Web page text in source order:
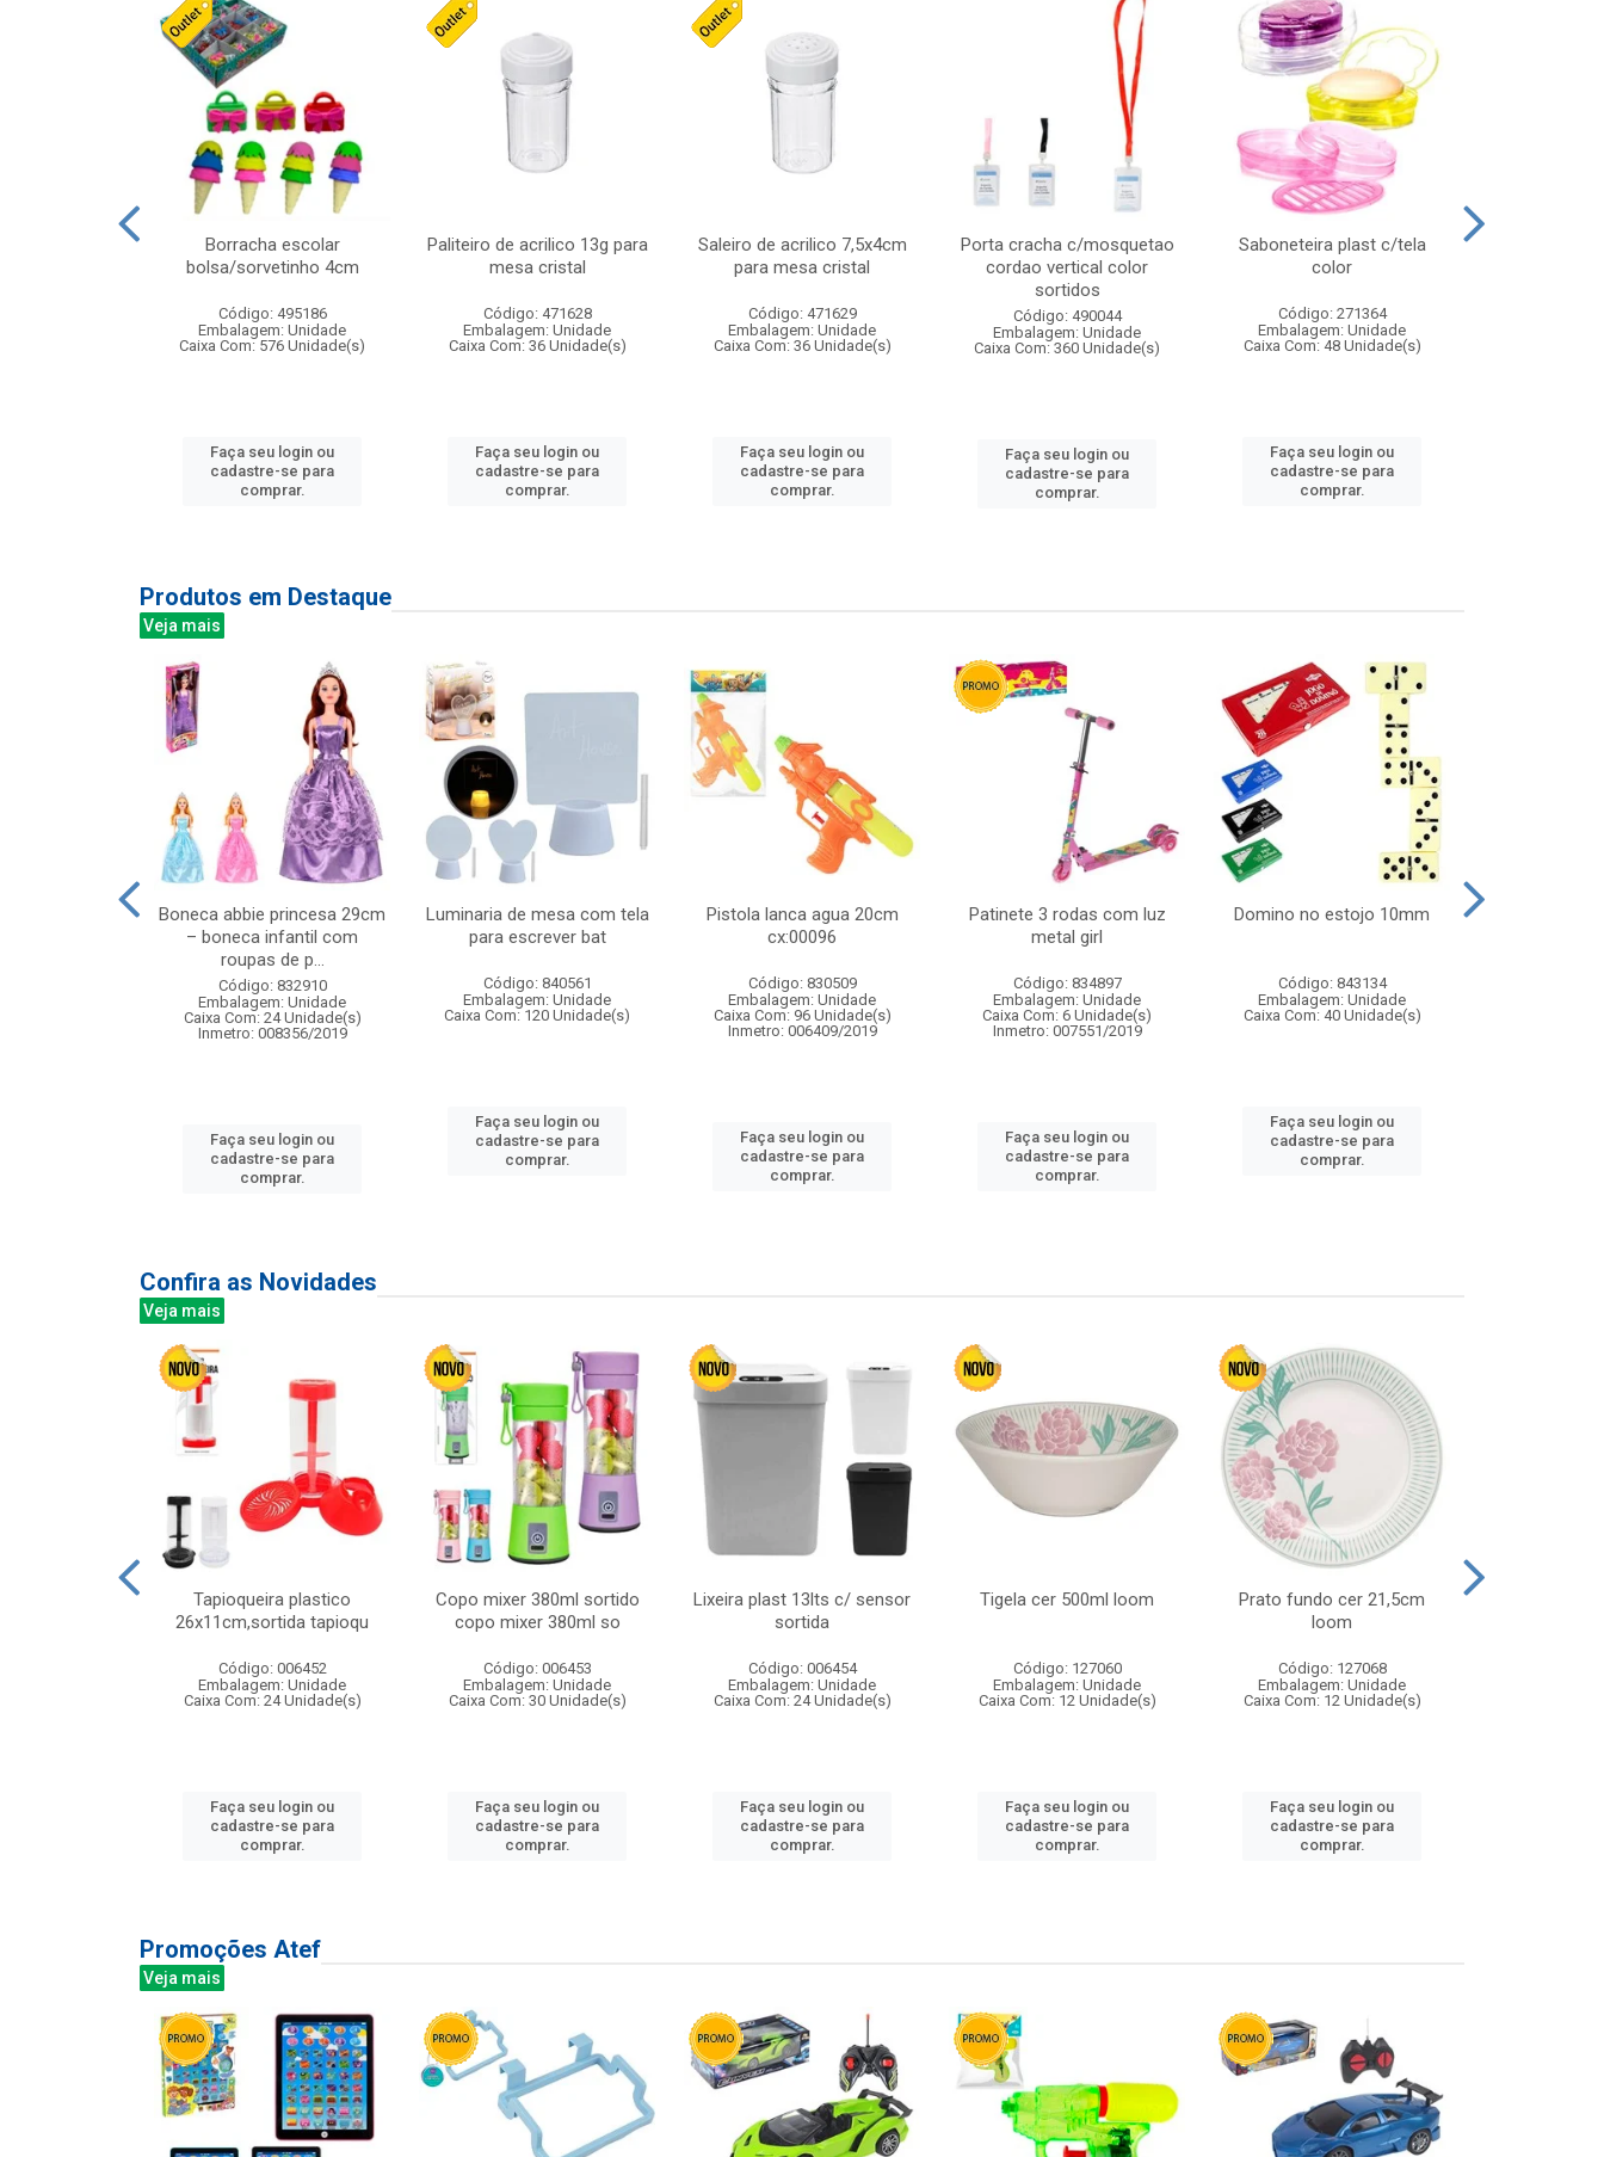
Borracha escolar
bolsa/sorvetinho 4cm
Código: 495186
Embalagem: Unidade
Caixa Com: 576 Unidade(s)
Faça seu login ou
cadastre-se para
comprar.
Paliteiro de acrilico 13g para
mesa cristal
Código: 471628
Embalagem: Unidade
Caixa Com: 36 Unidade(s)
Faça seu login ou
cadastre-se para
comprar.
Saleiro de acrilico 7,5x4cm
para mesa cristal
Código: 471629
Embalagem: Unidade
Caixa Com: 36 Unidade(s)
Faça seu login ou
cadastre-se para
comprar.
Porta cracha c/mosquetao
cordao vertical color
sortidos
Código: 490044
Embalagem: Unidade
Caixa Com: 360 Unidade(s)
Faça seu login ou
cadastre-se para
comprar.
Saboneteira plast c/tela
color
Código: 271364
Embalagem: Unidade
Caixa Com: 48 Unidade(s)
Faça seu login ou
cadastre-se para
comprar.
Produtos em Destaque
Veja mais
Boneca abbie princesa 29cm
– boneca infantil com
roupas de p...
Código: 832910
Embalagem: Unidade
Caixa Com: 24 Unidade(s)
Inmetro: 008356/2019
Faça seu login ou
cadastre-se para
comprar.
Luminaria de mesa com tela
para escrever bat
Código: 840561
Embalagem: Unidade
Caixa Com: 120 Unidade(s)
Faça seu login ou
cadastre-se para
comprar.
Pistola lanca agua 20cm
cx:00096
Código: 830509
Embalagem: Unidade
Caixa Com: 96 Unidade(s)
Inmetro: 006409/2019
Faça seu login ou
cadastre-se para
comprar.
Patinete 3 rodas com luz
metal girl
Código: 834897
Embalagem: Unidade
Caixa Com: 6 Unidade(s)
Inmetro: 007551/2019
Faça seu login ou
cadastre-se para
comprar.
Domino no estojo 10mm
Código: 843134
Embalagem: Unidade
Caixa Com: 40 Unidade(s)
Faça seu login ou
cadastre-se para
comprar.
Confira as Novidades
Veja mais
Tapioqueira plastico
26x11cm,sortida tapioqu
Código: 006452
Embalagem: Unidade
Caixa Com: 24 Unidade(s)
Faça seu login ou
cadastre-se para
comprar.
Copo mixer 380ml sortido
copo mixer 380ml so
Código: 006453
Embalagem: Unidade
Caixa Com: 30 Unidade(s)
Faça seu login ou
cadastre-se para
comprar.
Lixeira plast 13lts c/ sensor
sortida
Código: 006454
Embalagem: Unidade
Caixa Com: 24 Unidade(s)
Faça seu login ou
cadastre-se para
comprar.
Tigela cer 500ml loom
Código: 127060
Embalagem: Unidade
Caixa Com: 12 Unidade(s)
Faça seu login ou
cadastre-se para
comprar.
Prato fundo cer 21,5cm
loom
Código: 127068
Embalagem: Unidade
Caixa Com: 12 Unidade(s)
Faça seu login ou
cadastre-se para
comprar.
Promoções Atef
Veja mais